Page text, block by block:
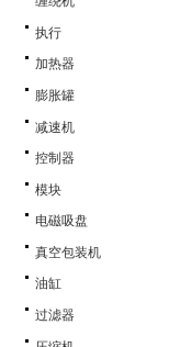
执行
加热器
膨胀罐
减速机
控制器
模块
电磁吸盘
真空包装机
油缸
过滤器